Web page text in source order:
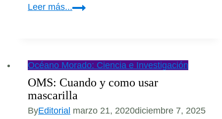
Leer más...OMS:
real
la
Océano Morado: Ciencia e Investigación
OMS: Cuando y como usar
mascarilla
ByEditorial marzo 21, 2020diciembre 7, 2025